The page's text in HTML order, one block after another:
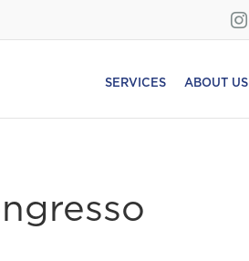
SERVICES ABOUT US